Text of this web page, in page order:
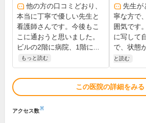
他の方の口コミどおり、
本当に丁寧で優しい先生と
看護師さんです。今後もこ
こに通おうと思いました。
ビルの2階に病院、1階に...
もっと読む
先生が
寧な方で
囲気です
に写して
で、状態
と読む
この医院の詳細をみる
アクセス数※